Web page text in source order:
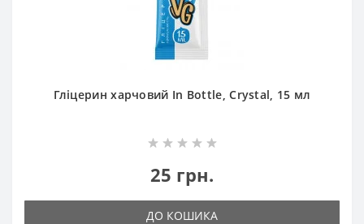
Гліцерин харчовий In Bottle, Crystal, 15 мл
25 грн.
ДО КОШИКА